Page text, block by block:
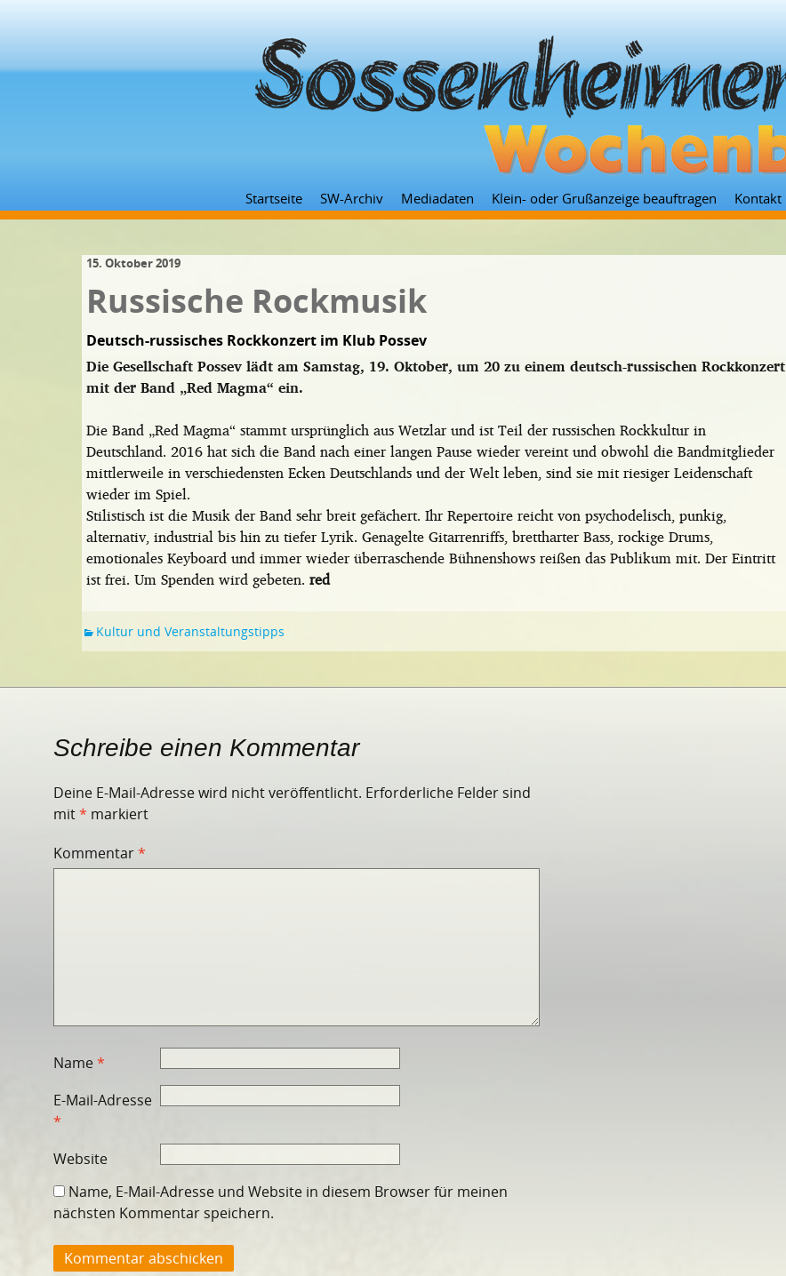
Zum
Inhalt
Startseite SW-Archiv Mediadaten Klein- oder Grußanzeige beauftragen Kontakt
15. Oktober 2019
Russische Rockmusik
Deutsch-russisches Rockkonzert im Klub Possev
Die Gesellschaft Possev lädt am Samstag, 19. Oktober, um 20 zu einem deutsch-russischen Rockkonzert
mit der Band „Red Magma“ ein.
Die Band „Red Magma“ stammt ursprünglich aus Wetzlar und ist Teil der russischen Rockkultur in
Deutschland. 2016 hat sich die Band nach einer langen Pause wieder vereint und obwohl die Bandmitglieder
mittlerweile in verschiedensten Ecken Deutschlands und der Welt leben, sind sie mit riesiger Leidenschaft
wieder im Spiel.
Stilistisch ist die Musik der Band sehr breit gefächert. Ihr Repertoire reicht von psychodelisch, punkig,
alternativ, industrial bis hin zu tiefer Lyrik. Genagelte Gitarrenriffs, brettharter Bass, rockige Drums,
emotionales Keyboard und immer wieder überraschende Bühnenshows reißen das Publikum mit. Der Eintritt
ist frei. Um Spenden wird gebeten. red
Kultur und Veranstaltungstipps
Schreibe einen Kommentar
Deine E-Mail-Adresse wird nicht veröffentlicht. Erforderliche Felder sind
mit* markiert
Kommentar*
Name*
E-Mail-Adresse
*
Website
Name, E-Mail-Adresse und Website in diesem Browser für meinen
nächsten Kommentar speichern.